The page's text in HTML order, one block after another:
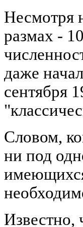
Несмотря
размах -
даже
сентября
Словом,
ни под
Известно,